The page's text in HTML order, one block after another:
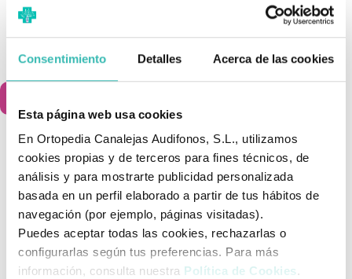
Consentimiento Detalles Acerca de las cookies
Esta página web usa cookies
En Ortopedia Canalejas Audifonos, S.L., utilizamos
cookies propias y de terceros para fines técnicos, de
análisis y para mostrarte publicidad personalizada
basada en un perfil elaborado a partir de tus hábitos de
navegación (por ejemplo, páginas visitadas).
Puedes aceptar todas las cookies, rechazarlas o
configurarlas según tus preferencias. Para más
información, consulta nuestra Política de Cookies .
Fonendoscopio Ligero
Littmann II SE
79,45 €
Mostrando 1-3 de 3 artículo(s)
Volver arriba
Han confiado en nosotros